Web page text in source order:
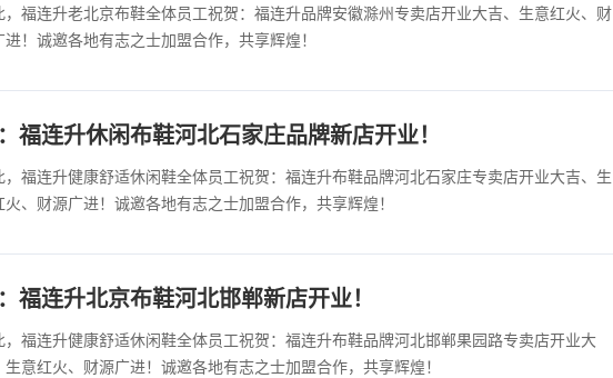
，福连升老北京布鞋全体员工祝贺：福连升品牌安徽滁州专卖店开业大吉、生意红火、财
进！诚邀各地有志之士加盟合作，共享辉煌！
福连升休闲布鞋河北石家庄品牌新店开业！
，福连升健康舒适休闲鞋全体员工祝贺：福连升布鞋品牌河北石家庄专卖店开业大吉、生
火、财源广进！诚邀各地有志之士加盟合作，共享辉煌！
福连升北京布鞋河北邯郸新店开业！
，福连升健康舒适休闲鞋全体员工祝贺：福连升布鞋品牌河北邯郸果园路专卖店开业大
生意红火、财源广进！诚邀各地有志之士加盟合作，共享辉煌！